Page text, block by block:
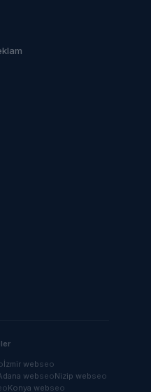
İzmir webseo
webseoNizip webseo
Konya webseo